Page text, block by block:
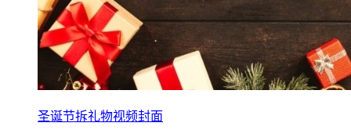
圣诞节拆礼物视频封面